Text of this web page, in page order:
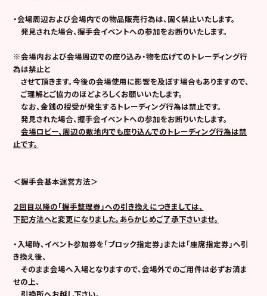
・会場周辺および会場内での物品販売行為は、固く禁止いたします。
発見された場合、握手会イベントへの参加をお断りいたします。
※会場内および会場周辺での座り込み・物を広げてのトレーディング行
為は禁止と
させて頂きます。今後の会場使用に影響を及ぼす場合もありますので、
ご理解とご協力のほどよろしくお願いいたします。
なお、金銭の授受が発生するトレーディング行為は禁止です。
発見された場合、握手会イベントへの参加をお断りいたします。
会場ロビー、周辺の敷地内でも座り込んでのトレーディング行為は禁
止です。
＜握手会基本運営方法＞
２回目以降の「握手整理券」への引き換えにつきましては、
下記方法へと変更になりました。あらかじめご了承下さいませ。
・入場時、イベント参加券を「ブロック指定券」または「座席指定券」へ引
き換え後、
そのまま会場へ入場となりますので、会場外でのご用件は必ずお済ま
せの上、
引換所へお越し下さい。